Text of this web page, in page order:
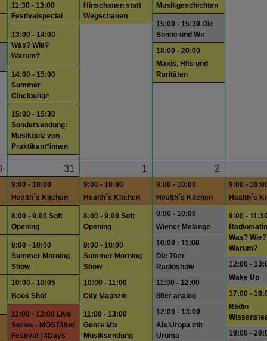
11:30 - 13:00
Festivalspecial
13:00 - 14:00
Was? Wie?
Warum?
14:00 - 15:00
Summer
Cinelounge
15:00 - 15:30
Sondersendung:
Musikquiz von
Praktikant*innen
Hinschauen statt
Wegschauen
Musikgeschichten
15:00 - 15:30 Die
Sonne und Wir
18:00 - 20:00
Maxis, Hits und
Raritäten
31
9:00 - 10:00
Health´s Kitchen
8:00 - 9:00 Soft
Opening
9:00 - 10:00
Summer Morning
Show
10:00 - 10:05
Book Shot
11:00 - 12:00 Live
Series - MOST4/tel
Festival | 4Days
1
9:00 - 10:00
Health´s Kitchen
8:00 - 9:00 Soft
Opening
9:00 - 10:00
Summer Morning
Show
10:00 - 11:00
City Magazin
11:00 - 13:00
Genre Mix
Musiksendung
2
9:00 - 10:00
Health´s Kitchen
9:00 - 10:00
Wiener Melange
10:00 - 11:00
Die 70er
Radioshow
11:00 - 12:00
80er analog
12:00 - 13:00
Als Uropa mit
Uroma
9:00 -
Health´s
9:00 - 11:30
Was? Wie?
Warum?
12:00 -
Wake Up
17:00 -
Radio
19:00 -